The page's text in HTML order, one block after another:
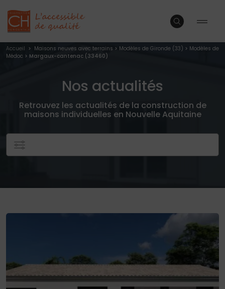
Accueil > Maisons neuves avec terrains > Modèles de Gironde (33) > Modèles de
Médoc > Margaux-cantenac (33460)
Nos actualités
Retrouvez les actualités de la construction de
maisons individuelles en Nouvelle Aquitaine